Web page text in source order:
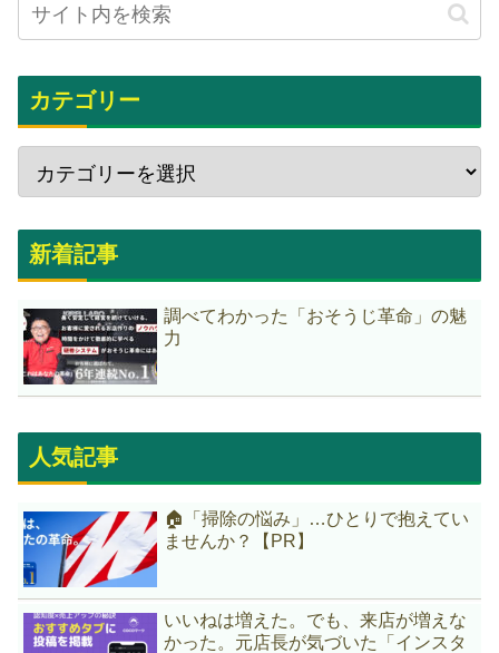
カテゴリー
新着記事
調べてわかった「おそうじ革命」の魅
力
人気記事
🏠「掃除の悩み」…ひとりで抱えてい
ませんか？【PR】
いいねは増えた。でも、来店が増えな
かった。元店長が気づいた「インスタ